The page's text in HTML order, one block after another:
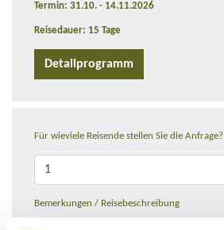
Termin: 31.10. - 14.11.2026
Reisedauer: 15 Tage
Detailprogramm
Für wieviele Reisende stellen Sie die Anfrage?
Bemerkungen / Reisebeschreibung